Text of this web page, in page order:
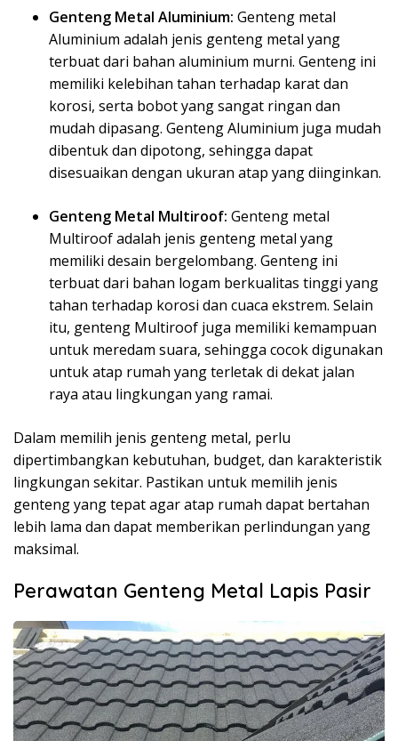
Genteng Metal Aluminium: Genteng metal
Aluminium adalah jenis genteng metal yang
terbuat dari bahan aluminium murni. Genteng ini
memiliki kelebihan tahan terhadap karat dan
korosi, serta bobot yang sangat ringan dan
mudah dipasang. Genteng Aluminium juga mudah
dibentuk dan dipotong, sehingga dapat
disesuaikan dengan ukuran atap yang diinginkan.
Genteng Metal Multiroof: Genteng metal
Multiroof adalah jenis genteng metal yang
memiliki desain bergelombang. Genteng ini
terbuat dari bahan logam berkualitas tinggi yang
tahan terhadap korosi dan cuaca ekstrem. Selain
itu, genteng Multiroof juga memiliki kemampuan
untuk meredam suara, sehingga cocok digunakan
untuk atap rumah yang terletak di dekat jalan
raya atau lingkungan yang ramai.
Dalam memilih jenis genteng metal, perlu
dipertimbangkan kebutuhan, budget, dan karakteristik
lingkungan sekitar. Pastikan untuk memilih jenis
genteng yang tepat agar atap rumah dapat bertahan
lebih lama dan dapat memberikan perlindungan yang
maksimal.
Perawatan Genteng Metal Lapis Pasir